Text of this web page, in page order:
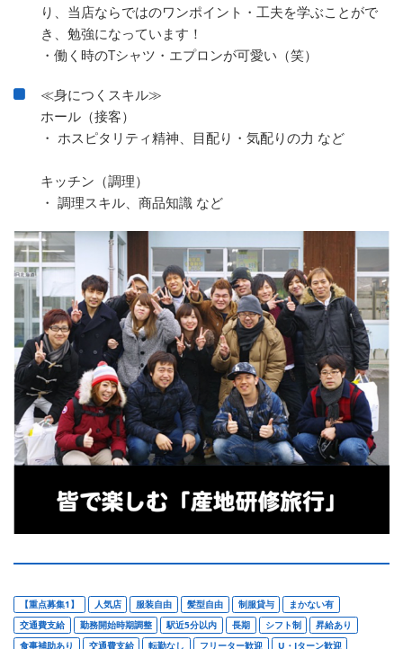
り、当店ならではのワンポイント・工夫を学ぶことがで
き、勉強になっています！
・働く時のTシャツ・エプロンが可愛い（笑）
≪身につくスキル≫
ホール（接客）
・ ホスピタリティ精神、目配り・気配りの力 など
キッチン（調理）
・ 調理スキル、商品知識 など
【重点募集1】 人気店 服装自由 髪型自由 制服貸与
まかない有
交通費支給
勤務開始時期調整 駅近5分以内 長期 シフト制
昇給あり
食事補助あり
交通費支給 転勤なし フリーター歓迎
U・Iターン歓迎